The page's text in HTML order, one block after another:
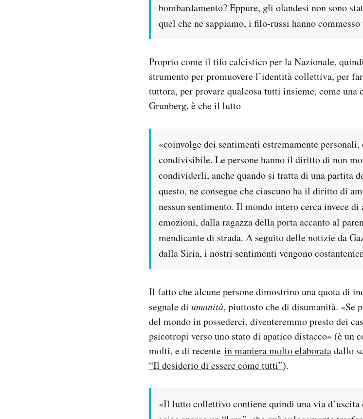
bombardamento? Eppure, gli olandesi non sono
quel che ne sappiamo, i filo-russi hanno
Proprio come il tifo calcistico per la Nazionale,
strumento per promuovere l’identità collettiva, per
tuttora, per provare qualcosa tutti insieme, come una
Grunberg, è che il lutto
«coinvolge dei sentimenti estremamente personali,
condivisibile. Le persone hanno il diritto di non
condividerli, anche quando si tratta di una partita
questo, ne consegue che ciascuno ha il diritto di
nessun sentimento. Il mondo intero cerca invece
emozioni, dalla ragazza della porta accanto al
mendicante di strada. A seguito delle notizie da
dalla Siria, i nostri sentimenti vengono
Il fatto che alcune persone dimostrino una quota di
segnale di umanità, piuttosto che di disumanità. «Se
del mondo in possederci, diventeremmo presto dei
psicotropi verso uno stato di apatico distacco» (è un
molti, e di recente in maniera molto elaboratadallo
“Il desiderio di essere come tutti”).
«Il lutto collettivo contiene quindi una via